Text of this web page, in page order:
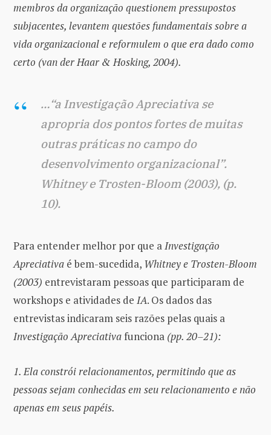
membros da organização questionem pressupostos
subjacentes, levantem questões fundamentais sobre a
vida organizacional e reformulem o que era dado como
certo (van der Haar & Hosking, 2004).
…“a Investigação Apreciativa se
apropria dos pontos fortes de muitas
outras práticas no campo do
desenvolvimento organizacional”.
Whitney e Trosten-Bloom (2003), (p.
10).
Para entender melhor por que aInvestigação
Apreciativa é bem-sucedida, Whitney e Trosten-Bloom
(2003) entrevistaram pessoas que participaram de
workshops e atividades de IA. Os dados das
entrevistas indicaram seis razões pelas quais a
Investigação Apreciativafunciona (pp. 20–21):
1. Ela constrói relacionamentos, permitindo que as
pessoas sejam conhecidas em seu relacionamento e não
apenas em seus papéis.